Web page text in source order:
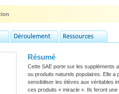
Résumé
Cette SAE porte sur les suppléments
ou produits naturels populaires. Elle a
sensibiliser les élèves aux véritables
ces produits « miracle ». Ils feront